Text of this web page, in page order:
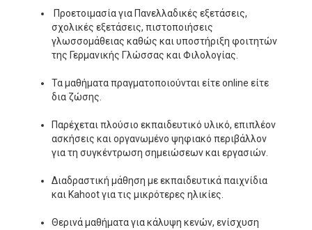
Προετοιμασία για Πανελλαδικές εξετάσεις,
σχολικές εξετάσεις, πιστοποιήσεις
γλωσσομάθειας καθώς και υποστήριξη φοιτητών
της Γερμανικής Γλώσσας και Φιλολογίας.
Τα μαθήματα πραγματοποιούνται είτε online είτε
δια ζώσης.
Παρέχεται πλούσιο εκπαιδευτικό υλικό, επιπλέον
ασκήσεις και οργανωμένο ψηφιακό περιβάλλον
για τη συγκέντρωση σημειώσεων και εργασιών.
Διαδραστική μάθηση με εκπαιδευτικά παιχνίδια
και Kahoot για τις μικρότερες ηλικίες.
Θερινά μαθήματα για κάλυψη κενών, ενίσχυση